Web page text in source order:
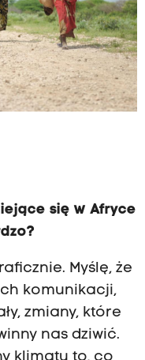
się w Afryce
Myślę, że
komunikacji,
zmiany, które
nas dziwić.